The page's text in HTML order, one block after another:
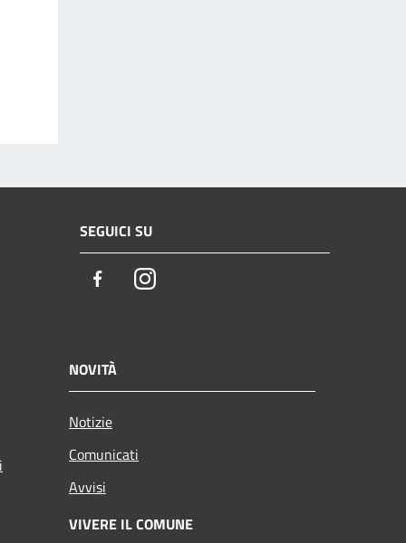
SEGUICI SU
FacebookInstagram
NOVITÀ
Notizie
Comunicati
Avvisi
VIVERE IL COMUNE